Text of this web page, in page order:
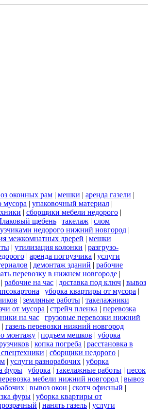
оконных рам | мешки | аренда газели |
мусора | упаковочный материал |
| сборщики мебели недорого |
щебень | такелаж | слом
недорого нижний новгород |
межкомнатных дверей | мешки
| утилизация колонки | разгрузо-
| аренда погрузчика | услуги
| демонтаж зданий | рабочие
перевозку в нижнем новгороде |
| рабочие на час | доставка под ключ | вывоз
| уборка квартиры от мусора |
| земляные работы | такелажники
от мусора | стрейч пленка | перевозка
на час | грузовые перевозки нижний
| газель перевозки нижний новгород
монтажу | подъем мешков | уборка
| копка погреба | расстановка в
| сборщики недорого |
| услуги разнорабочих | уборка
фуры | уборка | такелажные работы | песок
мебели нижний новгород | вывоз
| вывоз окон | скотч офисный |
фуры | уборка квартиры от
| нанять газель | услуги